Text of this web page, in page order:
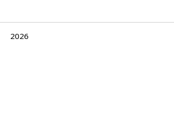
2026